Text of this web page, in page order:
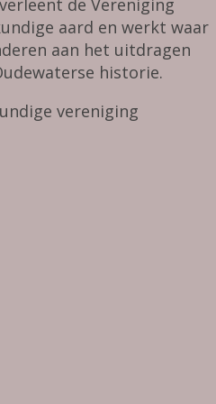
de Vereniging
aard en werkt waar
aan het uitdragen
historie.
vereniging